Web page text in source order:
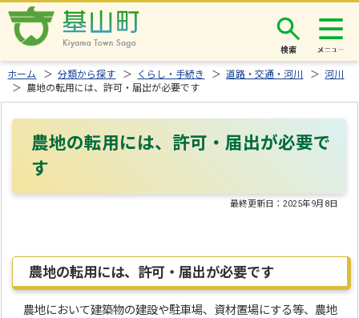
検索
ホーム ＞分類から探す ＞ くらし・手続き ＞道路・交通・河川 ＞河川
＞ 農地の転用には、許可・届出が必要です
農地の転用には、許可・届出が必要で
す
最終更新日：2025年9月8日
農地の転用には、許可・届出が必要です
農地において建築物の建設や駐車場、資材置場にする等、農地